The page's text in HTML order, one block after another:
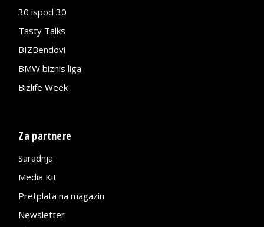
30 ispod 30
Tasty Talks
BIZBendovi
BMW biznis liga
Bizlife Week
Za partnere
Saradnja
Media Kit
Pretplata na magazin
Newsletter